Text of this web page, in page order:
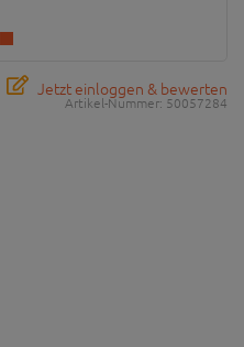
Jetzt einloggen & bewerten
Artikel-Nummer: 50057284